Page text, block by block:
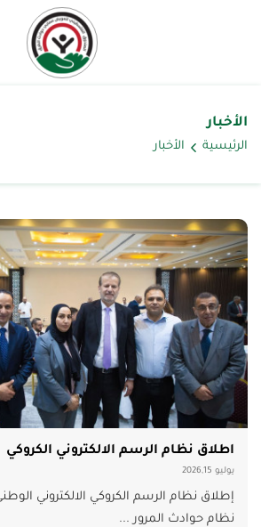
الأخبار
الرئيسية الأخبار
اطلاق نظام الرسم الالكتروني الكروكي
يوليو 2026,15
نظام حوادث المرور ...